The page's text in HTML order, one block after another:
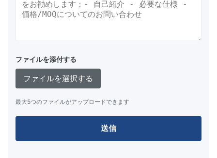
ファイルを添付する
ファイルを選択する
最大5つのファイルがアップロードできます
送信